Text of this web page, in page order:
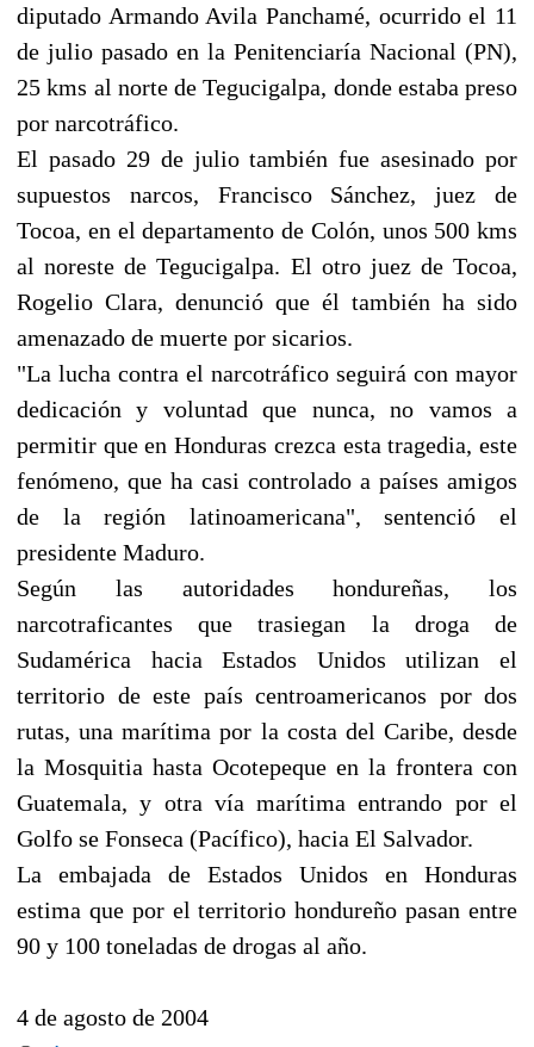
diputado Armando Avila Panchamé, ocurrido el 11
de julio pasado en la Penitenciaría Nacional (PN),
25 kms al norte de Tegucigalpa, donde estaba preso
por narcotráfico.
El pasado 29 de julio también fue asesinado por
supuestos narcos, Francisco Sánchez, juez de
Tocoa, en el departamento de Colón, unos 500 kms
al noreste de Tegucigalpa. El otro juez de Tocoa,
Rogelio Clara, denunció que él también ha sido
amenazado de muerte por sicarios.
"La lucha contra el narcotráfico seguirá con mayor
dedicación y voluntad que nunca, no vamos a
permitir que en Honduras crezca esta tragedia, este
fenómeno, que ha casi controlado a países amigos
de la región latinoamericana", sentenció el
presidente Maduro.
Según las autoridades hondureñas, los
narcotraficantes que trasiegan la droga de
Sudamérica hacia Estados Unidos utilizan el
territorio de este país centroamericanos por dos
rutas, una marítima por la costa del Caribe, desde
la Mosquitia hasta Ocotepeque en la frontera con
Guatemala, y otra vía marítima entrando por el
Golfo se Fonseca (Pacífico), hacia El Salvador.
La embajada de Estados Unidos en Honduras
estima que por el territorio hondureño pasan entre
90 y 100 toneladas de drogas al año.
4 de agosto de 2004